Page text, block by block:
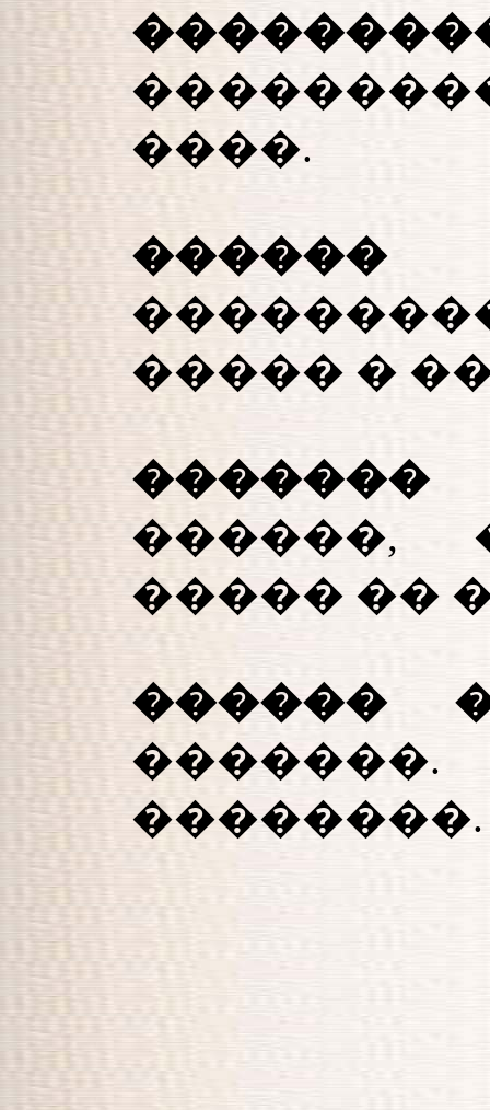
����.
������
����� �
������,
����� ��
������
��������.